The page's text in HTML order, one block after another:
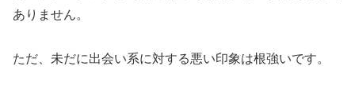
ありません。
ただ、未だに出会い系に対する悪い印象は根強いです。